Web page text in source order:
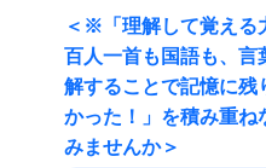
＜※「理解して覚え
百人一首も国語も、言
解することで記憶に残
かった！」を積み重ね
みませんか＞